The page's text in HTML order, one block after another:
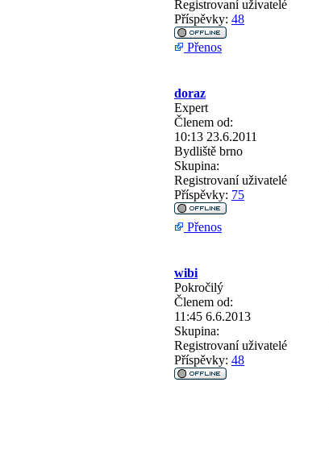
Registrovaní uživatelé
Příspěvky: 48
Přenos
doraz
Expert
Členem od:
10:13 23.6.2011
Bydliště brno
Skupina:
Registrovaní uživatelé
Příspěvky: 75
Přenos
wibi
Pokročilý
Členem od:
11:45 6.6.2013
Skupina:
Registrovaní uživatelé
Příspěvky: 48